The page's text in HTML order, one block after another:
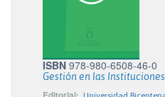
ISBN 978-980-6508-46-0
Gestión en las